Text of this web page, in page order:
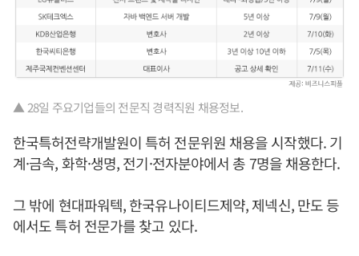
▲ 28일 주요기업들의 전문직 경력직원 채용정보.
한국특허전략개발원이 특허 전문위원 채용을 시작했다. 기
계·금속, 화학·생명, 전기·전자분야에서 총 7명을 채용한다.
그 밖에 현대파워텍, 한국유나이티드제약, 제넥신, 만도 등
에서도 특허 전문가를 찾고 있다.